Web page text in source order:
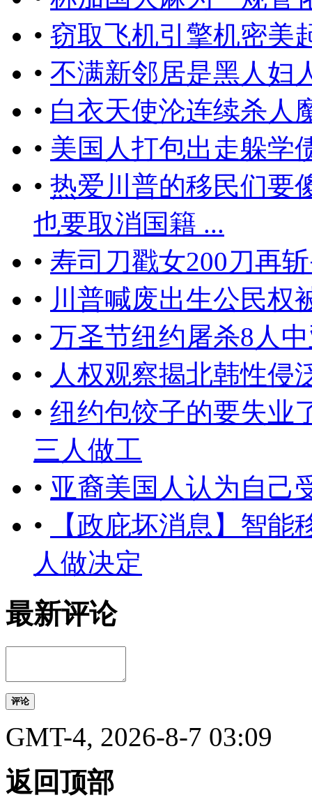
• 窃取飞机引擎机密美
• 不满新邻居是黑人妇
• 白衣天使沦连续杀人
• 美国人打包出走躲学
• 热爱川普的移民们要
也要取消国籍 ...
• 寿司刀戳女200刀再
• 川普喊废出生公民权
• 万圣节纽约屠杀8人
• 人权观察揭北韩性侵
• 纽约包饺子的要失业
三人做工
• 亚裔美国人认为自己
•
【政庇坏消息】智
人做决定
最新评论
评论
GMT-4, 2026-8-7 03:09
返回顶部